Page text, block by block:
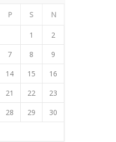
P S N
1
2
7 8
9
14 15
16
21 22
23
28 29
30